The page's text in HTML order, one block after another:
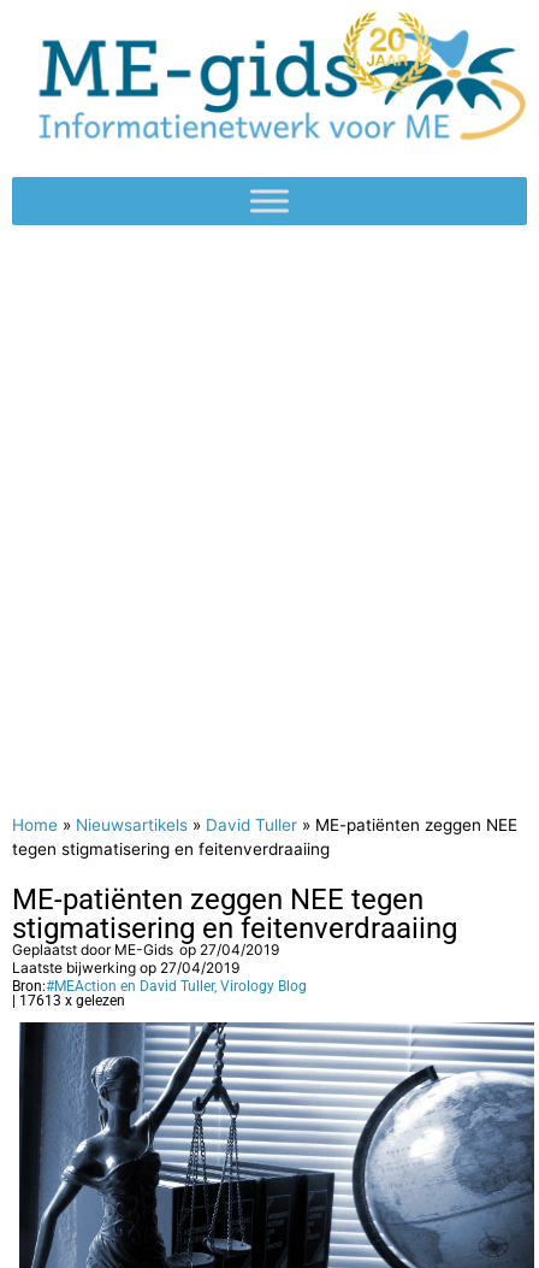
Home » Nieuwsartikels » David Tuller » ME-patiënten zeggen NEE
tegen stigmatisering en feitenverdraaiing
ME-patiënten zeggen NEE tegen
stigmatisering en feitenverdraaiing
Geplaatst door ME-Gids op 27/04/2019
Laatste bijwerking op 27/04/2019
Bron:#MEAction en David Tuller, Virology Blog
| 17613 x gelezen